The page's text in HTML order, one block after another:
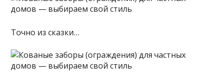
Точно из сказки…